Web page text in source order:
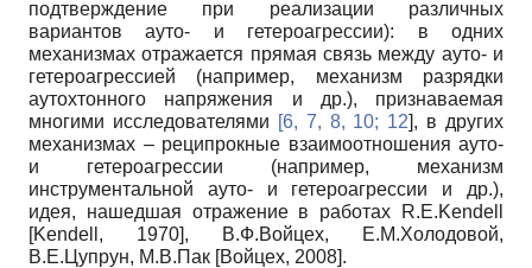
подтверждение при реализации различных
вариантов ауто- и гетероагрессии): в одних
механизмах отражается прямая связь между ауто- и
гетероагрессией (например, механизм разрядки
аутохтонного напряжения и др.), признаваемая
многими исследователями [6, 7, 8, 10; 12], в других
механизмах – реципрокные взаимоотношения ауто-
и гетероагрессии (например, механизм
инструментальной ауто- и гетероагрессии и др.),
идея, нашедшая отражение в работах R.E.Kendell
[Kendell, 1970], В.Ф.Войцех, Е.М.Холодовой,
В.Е.Цупрун, М.В.Пак [Войцех, 2008].